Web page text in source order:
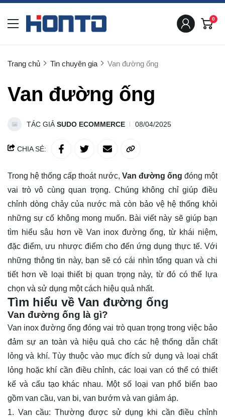
0
Trang chủ Tin chuyên gia Van đường ống
Van đường ống
TÁC GIẢ SUDO ECOMMERCE 08/04/2025
CHIA SẺ:
Trong hệ thống cấp thoát nước, Van đường ống đóng một
vai trò vô cùng quan trọng. Chúng không chỉ giúp điều
chỉnh dòng chảy của nước mà còn bảo vệ hệ thống khỏi
những sự cố không mong muốn. Bài viết này sẽ giúp bạn
tìm hiểu sâu hơn về Van inox đường ống, từ khái niệm,
đặc điểm, ưu nhược điểm cho đến ứng dụng thực tế. Với
những thông tin này, bạn sẽ có cái nhìn tổng quan và chi
tiết hơn về loại thiết bị quan trọng này, từ đó có thể lựa
chọn và sử dụng một cách hiệu quả nhất.
Tìm hiểu về Van đường ống
Van đường ống là gì?
Van inox đường ống đóng vai trò quan trọng trong việc bảo
đảm sự an toàn và hiệu quả cho các hệ thống dẫn chất
lỏng và khí. Tùy thuộc vào mục đích sử dụng và loại chất
lỏng hoặc khí cần điều chỉnh, các loại van có thể có thiết
kế và cấu tạo khác nhau. Một số loại van phổ biến bao
gồm van cầu, van bi, van bướm và van giảm áp.
1. Van cầu: Thường được sử dụng khi cần điều chỉnh